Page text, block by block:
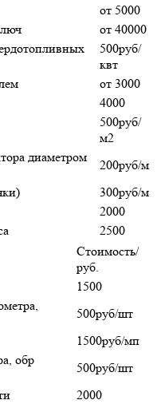
от 5000
от 40000
500руб/
квт
от 3000
4000
500руб/
м2
диаметром
200руб/м
300руб/м
2000
2500
Стоимость/
руб.
1500
500руб/шт
1500руб/мп
обр
500руб/шт
2000